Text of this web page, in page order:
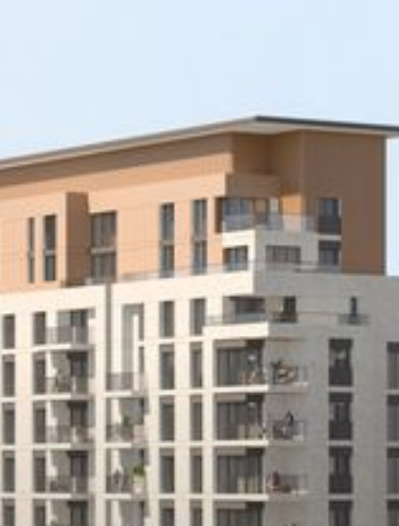
Cumpărați
Închiriați
Vânzare
Off-Plan
Agenți
About Us